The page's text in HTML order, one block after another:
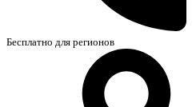
Бесплатно для регионов